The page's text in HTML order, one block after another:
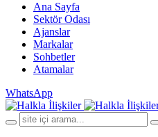
Ana Sayfa
Sektör Odası
Ajanslar
Markalar
Sohbetler
Atamalar
WhatsApp